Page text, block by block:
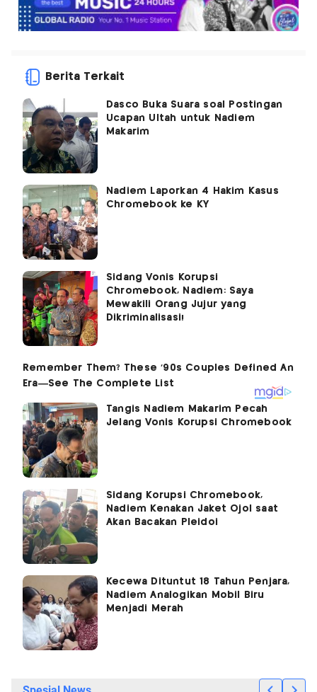
Berita Terkait
Dasco Buka Suara soal Postingan
Ucapan Ultah untuk Nadiem
Makarim
Nadiem Laporkan 4 Hakim Kasus
Chromebook ke KY
Sidang Vonis Korupsi
Chromebook, Nadiem: Saya
Mewakili Orang Jujur yang
Dikriminalisasi!
Tangis Nadiem Makarim Pecah
Jelang Vonis Korupsi Chromebook
Sidang Korupsi Chromebook,
Nadiem Kenakan Jaket Ojol saat
Akan Bacakan Pleidoi
Kecewa Dituntut 18 Tahun Penjara,
Nadiem Analogikan Mobil Biru
Menjadi Merah